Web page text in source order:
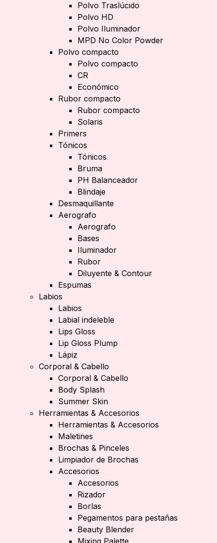
Polvo Traslúcido
Polvo HD
Polvo Iluminador
MPD No Color Powder
Polvo compacto
Polvo compacto
CR
Económico
Rubor compacto
Rubor compacto
Solaris
Primers
Tónicos
Tónicos
Bruma
PH Balanceador
Blindaje
Desmaquillante
Aerografo
Aerografo
Bases
Iluminador
Rubor
Diluyente & Contour
Espumas
Labios
Labios
Labial indeleble
Lips Gloss
Lip Gloss Plump
Lápiz
Corporal & Cabello
Corporal & Cabello
Body Splash
Summer Skin
Herramientas & Accesorios
Herramientas & Accesorios
Maletines
Brochas & Pinceles
Limpiador de Brochas
Accesorios
Accesorios
Rizador
Borlas
Pegamentos para pestañas
Beauty Blender
Mixing Palette